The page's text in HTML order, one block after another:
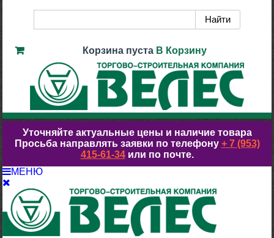
Корзина пуста В Корзину
Уточняйте актуальные цены и наличие товара
Просьба направлять заявки по телефону + 7 (953)
415-61-34или по почте.
МЕНЮ